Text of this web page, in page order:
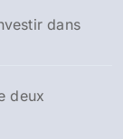
dans
deux